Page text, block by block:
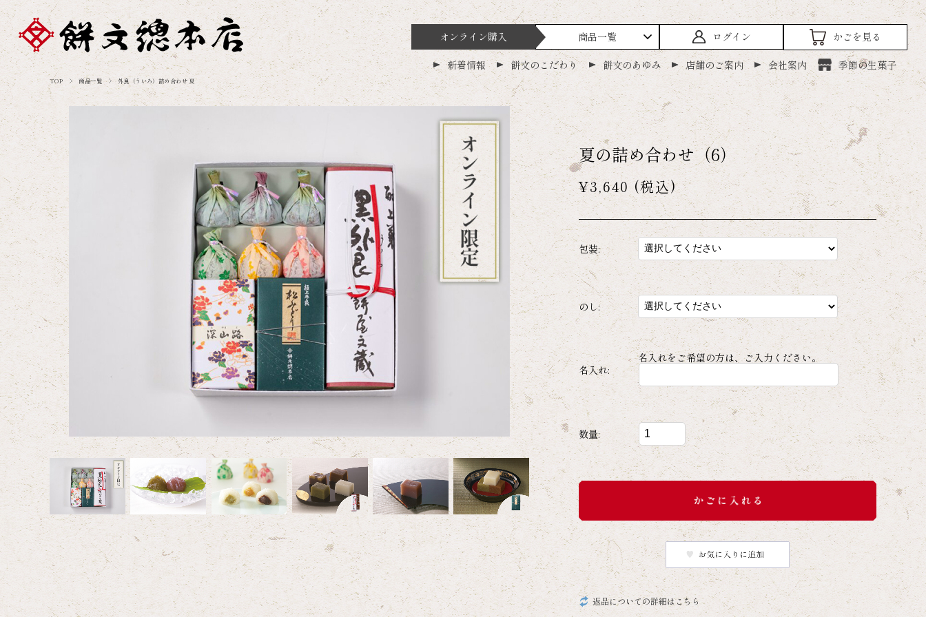
新着情報 餅文のこだわり 餅文のあゆみ 店舗のご案内 会社案内 季節の生菓子
オンライン購入 商品一覧 ログイン かごを見る
TOP 商品一覧 外良（ういろ）詰め合わせ 夏
夏の詰め合わせ（6）
¥3,640 (税込)
包装:
のし:
名入れ:
名入れをご希望の方は、ご入力ください。
数量:
返品についての詳細はこちら